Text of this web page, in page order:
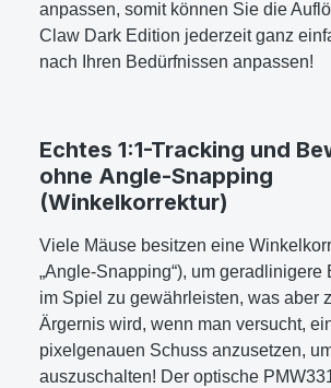
anpassen, somit können Sie die
Claw Dark Edition jederzeit ganz
nach Ihren Bedürfnissen anpassen!
Echtes 1:1-Tracking und
ohne Angle-Snapping
(Winkelkorrektur)
Viele Mäuse besitzen eine
„Angle-Snapping“), um geradlinigere
im Spiel zu gewährleisten, was aber
Ärgernis wird, wenn man versucht,
pixelgenauen Schuss anzusetzen,
auszuschalten! Der optische